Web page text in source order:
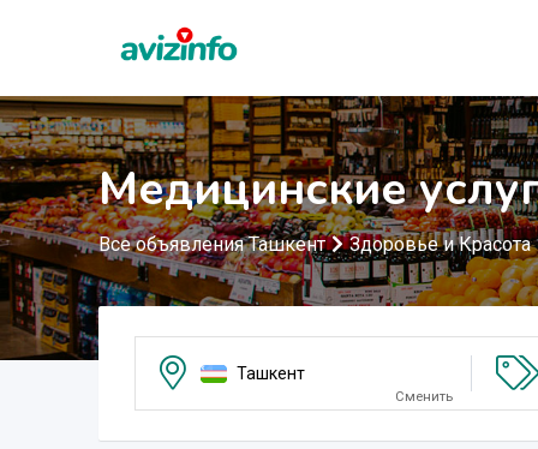
Медицинские
Все объявления Ташкент Здоровье и Красота
Ташкент
Сменить